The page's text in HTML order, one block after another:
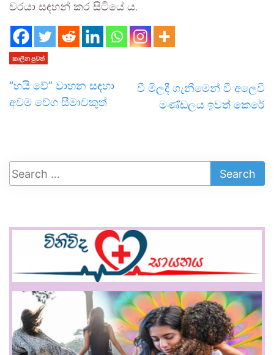
වරයා සඳහන් කර සිටියේ ය.
කාලීන පුවත්
“හයි වේ” වාහන සඳහා
අවම වේග සීමාවකුත්
වී මිලදී ගැනීමෙන් වී අ‍ලෙවි
මණ්ඩලය ඉවත් කෙරේ